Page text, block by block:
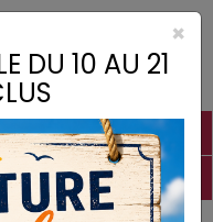
Toggle
LIANTS
DESTOCKAGE
×
DU 10 AU 21